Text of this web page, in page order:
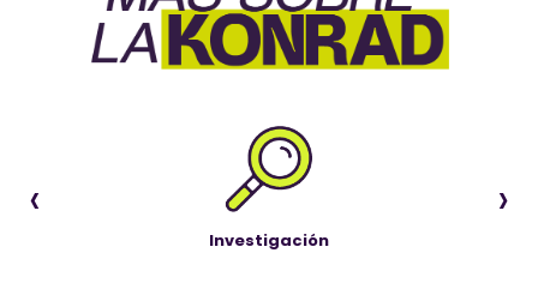
‹
Investigación
›